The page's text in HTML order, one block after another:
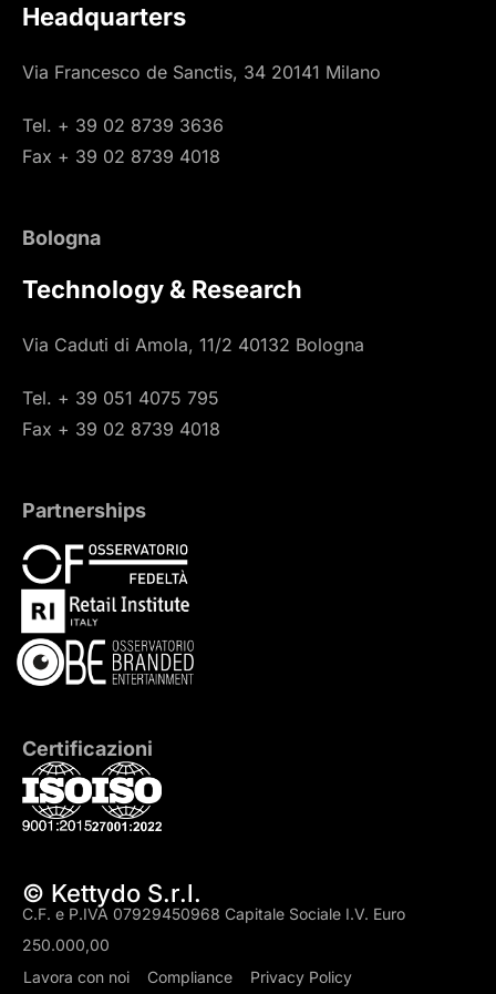
Headquarters
Via Francesco de Sanctis, 34 20141 Milano
Tel. + 39 02 8739 3636
Fax + 39 02 8739 4018
Bologna
Technology & Research
Via Caduti di Amola, 11/2 40132 Bologna
Tel. + 39 051 4075 795
Fax + 39 02 8739 4018
Partnerships
Certificazioni
© Kettydo S.r.l.
C.F. e P.IVA 07929450968 Capitale Sociale I.V. Euro
250.000,00
Lavora con noi
Compliance Privacy Policy